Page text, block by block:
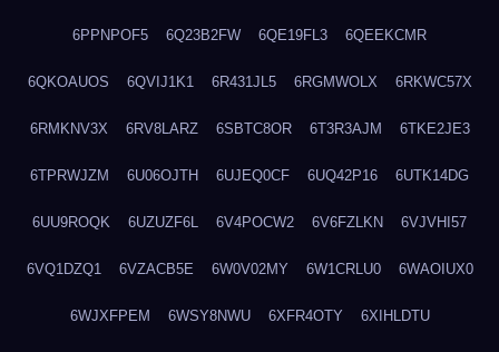
6PPNPOF5 6Q23B2FW 6QE19FL3 6QEEKCMR
6QKOAUOS 6QVIJ1K1 6R431JL5 6RGMWOLX 6RKWC57X
6RMKNV3X 6RV8LARZ 6SBTC8OR 6T3R3AJM 6TKE2JE3
6TPRWJZM 6U06OJTH 6UJEQ0CF 6UQ42P16 6UTK14DG
6UU9ROQK 6UZUZF6L 6V4POCW2 6V6FZLKN 6VJVHI57
6VQ1DZQ1 6VZACB5E 6W0V02MY 6W1CRLU0 6WAOIUX0
6WJXFPEM 6WSY8NWU 6XFR4OTY 6XIHLDTU